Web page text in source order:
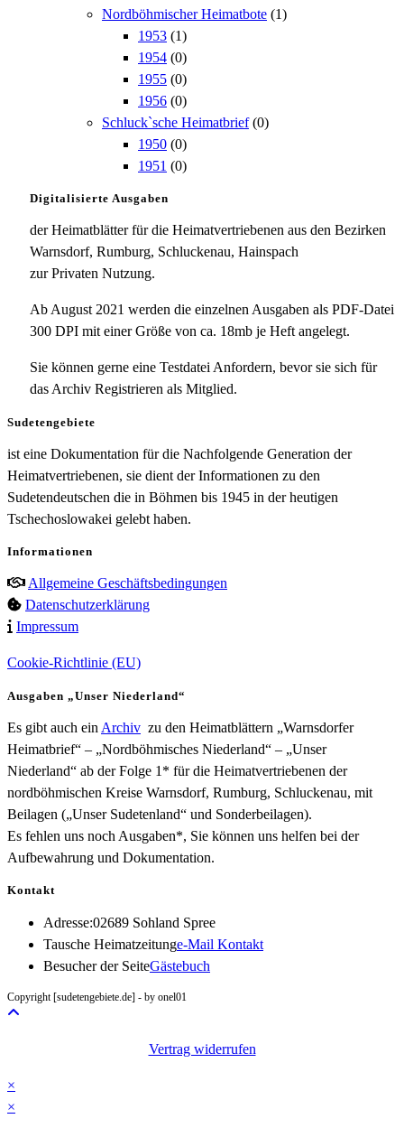
Nordböhmischer Heimatbote (1)
1953 (1)
1954 (0)
1955 (0)
1956 (0)
Schluck`sche Heimatbrief (0)
1950 (0)
1951 (0)
Digitalisierte Ausgaben
der Heimatblätter für die Heimatvertriebenen aus den Bezirken
Warnsdorf, Rumburg, Schluckenau, Hainspach
zur Privaten Nutzung.
Ab August 2021 werden die einzelnen Ausgaben als PDF-Datei
300 DPI mit einer Größe von ca. 18mb je Heft angelegt.
Sie können gerne eine Testdatei Anfordern, bevor sie sich für
das Archiv Registrieren als Mitglied.
Sudetengebiete
ist eine Dokumentation für die Nachfolgende Generation der
Heimatvertriebenen, sie dient der Informationen zu den
Sudetendeutschen die in Böhmen bis 1945 in der heutigen
Tschechoslowakei gelebt haben.
Informationen
Allgemeine Geschäftsbedingungen
Datenschutzerklärung
Impressum
Cookie-Richtlinie (EU)
Ausgaben „Unser Niederland“
Es gibt auch ein Archiv zu den Heimatblättern „Warnsdorfer
Heimatbrief“ – „Nordböhmisches Niederland“ – „Unser
Niederland“ ab der Folge 1* für die Heimatvertriebenen der
nordböhmischen Kreise Warnsdorf, Rumburg, Schluckenau, mit
Beilagen („Unser Sudetenland“ und Sonderbeilagen).
Es fehlen uns noch Ausgaben*, Sie können uns helfen bei der
Aufbewahrung und Dokumentation.
Kontakt
Adresse:02689 Sohland Spree
Tausche Heimatzeitunge-Mail KontaktOpens
Besucher der SeiteGästebuch
Copyright [sudetengebiete.de] - by onel01
Vertrag widerrufen
×
×